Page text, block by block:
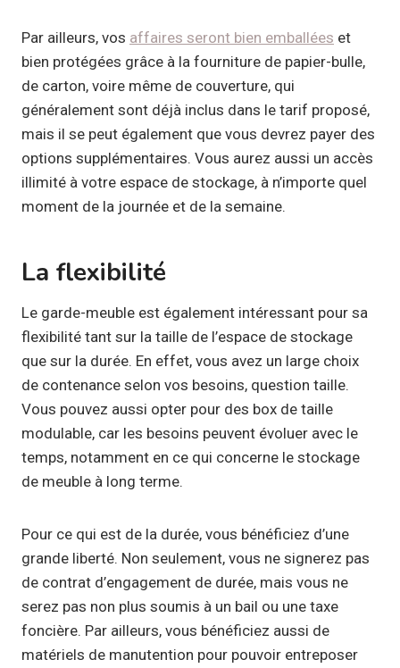
Par ailleurs, vos affaires seront bien emballées et
bien protégées grâce à la fourniture de papier-bulle,
de carton, voire même de couverture, qui
généralement sont déjà inclus dans le tarif proposé,
mais il se peut également que vous devrez payer des
options supplémentaires. Vous aurez aussi un accès
illimité à votre espace de stockage, à n’importe quel
moment de la journée et de la semaine.
La flexibilité
Le garde-meuble est également intéressant pour sa
flexibilité tant sur la taille de l’espace de stockage
que sur la durée. En effet, vous avez un large choix
de contenance selon vos besoins, question taille.
Vous pouvez aussi opter pour des box de taille
modulable, car les besoins peuvent évoluer avec le
temps, notamment en ce qui concerne le stockage
de meuble à long terme.
Pour ce qui est de la durée, vous bénéficiez d’une
grande liberté. Non seulement, vous ne signerez pas
de contrat d’engagement de durée, mais vous ne
serez pas non plus soumis à un bail ou une taxe
foncière. Par ailleurs, vous bénéficiez aussi de
matériels de manutention pour pouvoir entreposer